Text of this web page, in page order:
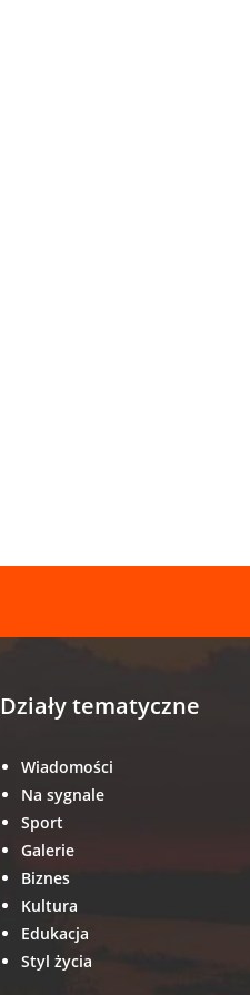
Działy tematyczne
Wiadomości
Na sygnale
Sport
Galerie
Biznes
Kultura
Edukacja
Styl życia